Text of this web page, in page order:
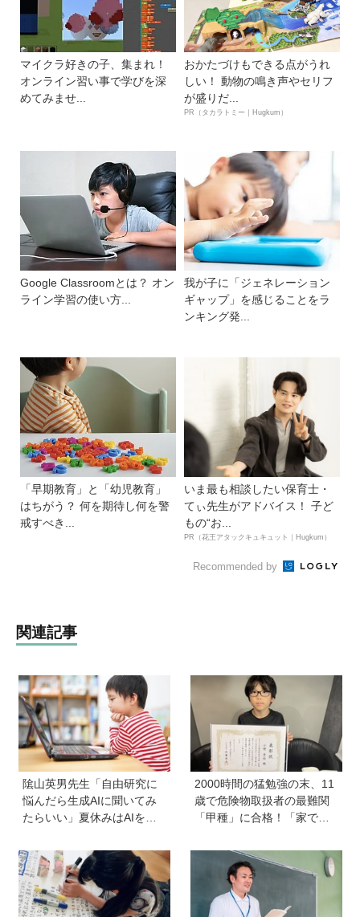
マイクラ好きの子、集まれ！
オンライン習い事で学びを深
めてみませ...
おかたづけもできる点がうれ
しい！ 動物の鳴き声やセリフ
が盛りだ...
PR（タカラトミー｜Hugkum）
Google Classroomとは？ オン
ライン学習の使い方...
我が子に「ジェネレーション
ギャップ」を感じることをラ
ンキング発...
「早期教育」と「幼児教育」
はちがう？ 何を期待し何を警
戒すべき...
いま最も相談したい保育士・
てぃ先生がアドバイス！ 子ど
もの“お...
PR（花王アタックキュキュット｜Hugkum）
Recommended by
関連記事
隂山英男先生「自由研究に
悩んだら生成AIに聞いてみ
たらいい」夏休みはAIを活
今しかできないことをして
ほしい
2000時間の猛勉強の末、11
歳で危険物取扱者の最難関
「甲種」に合格！「家で両
もやらなきゃと思った」